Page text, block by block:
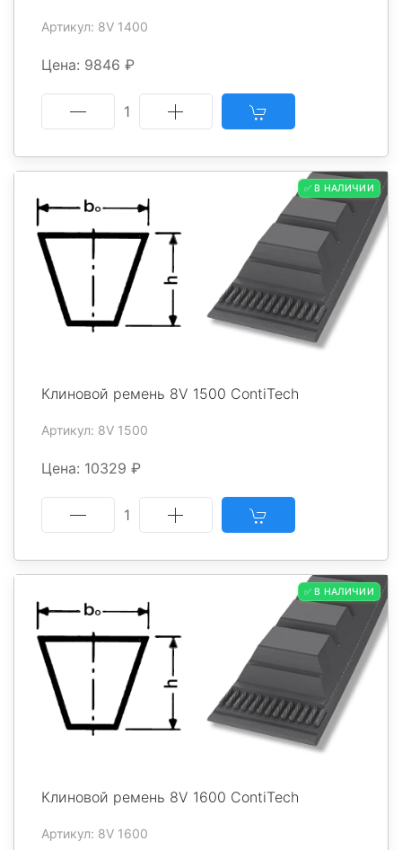
Артикул: 8V 1400
Цена: 9846 ₽
1
✅ В НАЛИЧИИ
Клиновой ремень 8V 1500 ContiTech
Артикул: 8V 1500
Цена: 10329 ₽
1
✅ В НАЛИЧИИ
Клиновой ремень 8V 1600 ContiTech
Артикул: 8V 1600